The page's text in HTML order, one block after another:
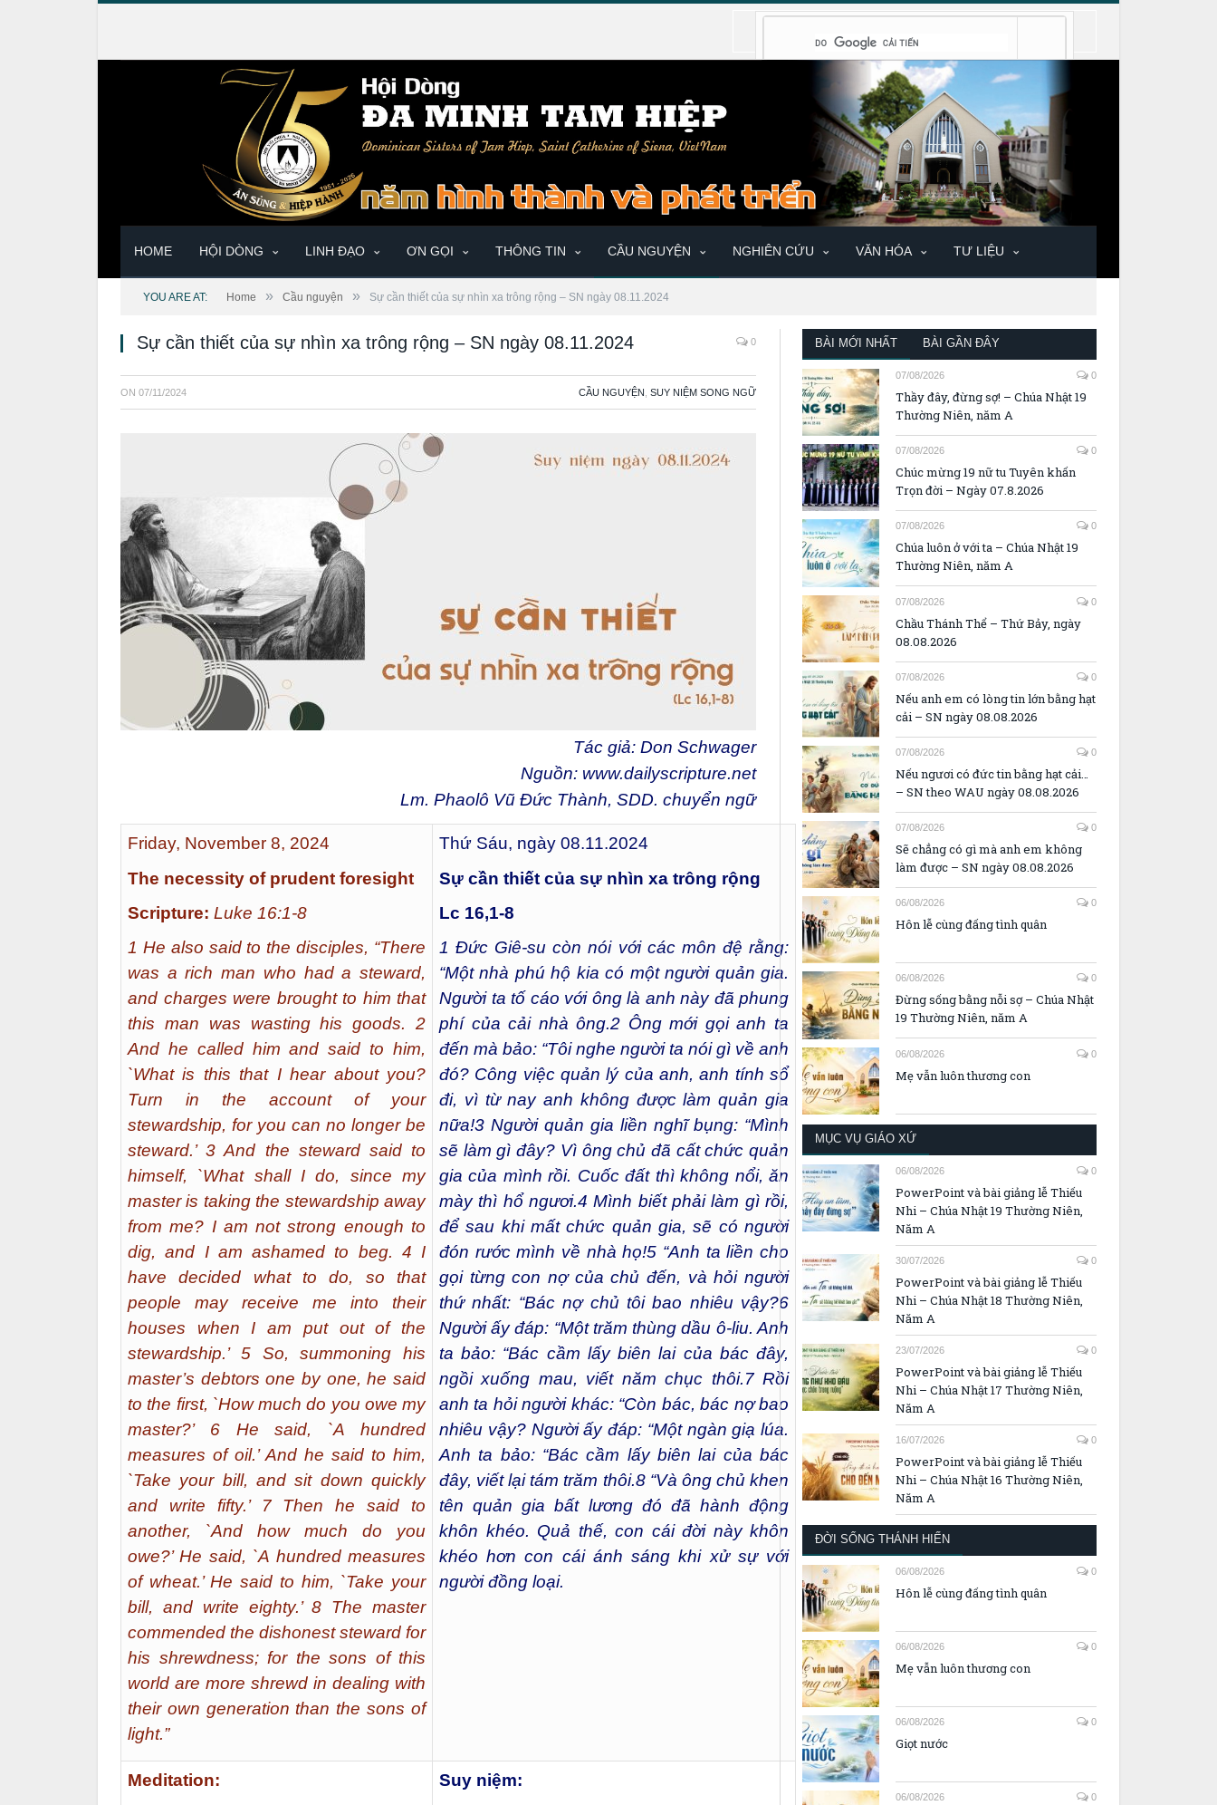
HOME HỘI DÒNG LINH ĐẠO ƠN GỌI THÔNG TIN CẦU NGUYỆN NGHIÊN CỨU VĂN HÓA TƯ LIỆU
YOU ARE AT: Home » Cầu nguyện » Sự cần thiết của sự nhìn xa trông rộng – SN ngày 08.11.2024
Sự cần thiết của sự nhìn xa trông rộng – SN ngày 08.11.2024 0
ON 07/11/2024 CẦU NGUYỆN SUY NIỆM SONG NGỮ
Tác giả: Don Schwager
Nguồn: www.dailyscripture.net
Lm. Phaolô Vũ Đức Thành, SDD. chuyển ngữ
Friday, November 8, 2024
The necessity of prudent foresight
Scripture: Luke 16:1-8
1 He also said to the disciples, “There
was a rich man who had a steward,
and charges were brought to him that
this man was wasting his goods. 2
And he called him and said to him,
`What is this that I hear about you?
Turn in the account of your
stewardship, for you can no longer be
steward.’ 3 And the steward said to
himself, `What shall I do, since my
master is taking the stewardship away
from me? I am not strong enough to
dig, and I am ashamed to beg. 4 I
have decided what to do, so that
people may receive me into their
houses when I am put out of the
stewardship.’ 5 So, summoning his
master’s debtors one by one, he said
to the first, `How much do you owe my
master?’ 6 He said, `A hundred
measures of oil.’ And he said to him,
`Take your bill, and sit down quickly
and write fifty.’ 7 Then he said to
another, `And how much do you
owe?’ He said, `A hundred measures
of wheat.’ He said to him, `Take your
bill, and write eighty.’ 8 The master
commended the dishonest steward for
his shrewdness; for the sons of this
world are more shrewd in dealing with
their own generation than the sons of
light.”
Thứ Sáu, ngày 08.11.2024
Sự cần thiết của sự nhìn xa trông rộng
Lc 16,1-8
1 Đức Giê-su còn nói với các môn đệ rằng:
“Một nhà phú hộ kia có một người quản gia.
Người ta tố cáo với ông là anh này đã phung
phí của cải nhà ông.2 Ông mới gọi anh ta
đến mà bảo: “Tôi nghe người ta nói gì về anh
đó? Công việc quản lý của anh, anh tính sổ
đi, vì từ nay anh không được làm quản gia
nữa!3 Người quản gia liền nghĩ bụng: “Mình
sẽ làm gì đây? Vì ông chủ đã cất chức quản
gia của mình rồi. Cuốc đất thì không nổi, ăn
mày thì hổ ngươi.4 Mình biết phải làm gì rồi,
để sau khi mất chức quản gia, sẽ có người
đón rước mình về nhà họ!5 “Anh ta liền cho
gọi từng con nợ của chủ đến, và hỏi người
thứ nhất: “Bác nợ chủ tôi bao nhiêu vậy?6
Người ấy đáp: “Một trăm thùng dầu ô-liu. Anh
ta bảo: “Bác cầm lấy biên lai của bác đây,
ngồi xuống mau, viết năm chục thôi.7Rồi
anh ta hỏi người khác: “Còn bác, bác nợ bao
nhiêu vậy? Người ấy đáp: “Một ngàn giạ lúa.
Anh ta bảo: “Bác cầm lấy biên lai của bác
đây, viết lại tám trăm thôi.8“Và ông chủ khen
tên quản gia bất lương đó đã hành động
khôn khéo. Quả thế, con cái đời này khôn
khéo hơn con cái ánh sáng khi xử sự với
người đồng loại.
Meditation:
Suy niệm:
BÀI MỚI NHẤT BÀI GẦN ĐÂY
07/08/2026 0
Thầy đây, đừng sợ! – Chúa Nhật 19
Thường Niên, năm A
07/08/2026 0
Chúc mừng 19 nữ tu Tuyên khấn
Trọn đời – Ngày 07.8.2026
07/08/2026 0
Chúa luôn ở với ta – Chúa Nhật 19
Thường Niên, năm A
07/08/2026 0
Chầu Thánh Thể – Thứ Bảy, ngày
08.08.2026
07/08/2026 0
Nếu anh em có lòng tin lớn bằng hạt
cải – SN ngày 08.08.2026
07/08/2026 0
Nếu ngươi có đức tin bằng hạt cải…
– SN theo WAU ngày 08.08.2026
07/08/2026 0
Sẽ chẳng có gì mà anh em không
làm được – SN ngày 08.08.2026
06/08/2026 0
Hôn lễ cùng đấng tình quân
06/08/2026 0
Đừng sống bằng nỗi sợ – Chúa Nhật
19 Thường Niên, năm A
06/08/2026 0
Mẹ vẫn luôn thương con
MỤC VỤ GIÁO XỨ
06/08/2026 0
PowerPoint và bài giảng lễ Thiếu
Nhi – Chúa Nhật 19 Thường Niên,
Năm A
30/07/2026 0
PowerPoint và bài giảng lễ Thiếu
Nhi – Chúa Nhật 18 Thường Niên,
Năm A
23/07/2026 0
PowerPoint và bài giảng lễ Thiếu
Nhi – Chúa Nhật 17 Thường Niên,
Năm A
16/07/2026 0
PowerPoint và bài giảng lễ Thiếu
Nhi – Chúa Nhật 16 Thường Niên,
Năm A
ĐỜI SỐNG THÁNH HIẾN
06/08/2026 0
Hôn lễ cùng đấng tình quân
06/08/2026 0
Mẹ vẫn luôn thương con
06/08/2026 0
Giọt nước
06/08/2026 0